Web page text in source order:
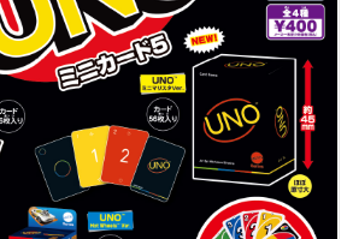
ビジネスのお客様
閉じる